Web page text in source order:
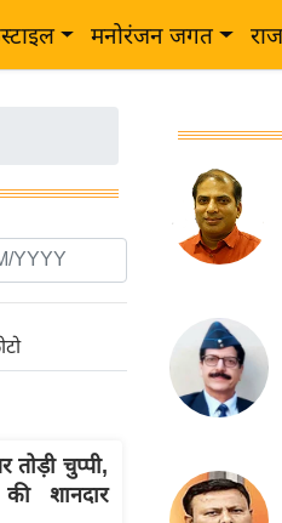
मनोरंजन जगत
चुप्पी,
शानदार